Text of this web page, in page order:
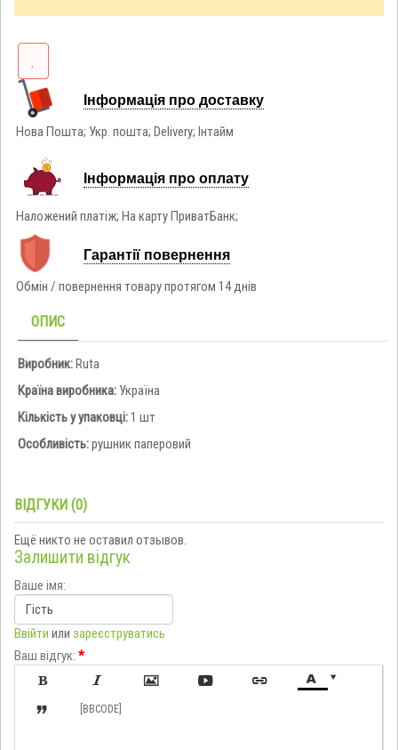
Інформація про доставку
Нова Пошта; Укр. пошта; Delivery; Інтайм
Інформація про оплату
Наложений платіж; На карту ПриватБанк;
Гарантії повернення
Обмін / повернення товару протягом 14 днів
ОПИС
Виробник:Ruta
Країна виробника: Україна
Кількість у упаковці:1 шт
Особливість:рушник паперовий
ВІДГУКИ (0)
Ещё никто не оставил отзывов.
Залишити відгук
Ваше імя:
Ввійти или зареєструватись
Ваш відгук: *

     
 [BBCODE]